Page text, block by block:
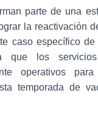
parte de una
la reactivación
caso específico
que los
operativos
temporada de